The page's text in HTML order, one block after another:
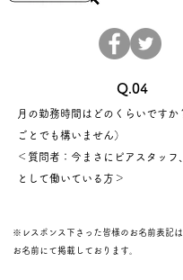
Q.04
月の勤務時間はどのくらいです
ごとでも構いません）
＜質問者：今まさにピアスタッフ
として働いている方＞
※レスポンス下さった皆様のお名前表記
お名前にて掲載しております 。